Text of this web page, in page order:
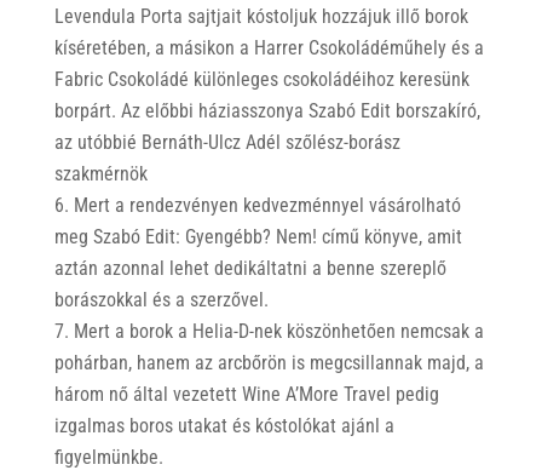
Levendula Porta sajtjait kóstoljuk hozzájuk illő borok
kíséretében, a másikon a Harrer Csokoládéműhely és a
Fabric Csokoládé különleges csokoládéihoz keresünk
borpárt. Az előbbi háziasszonya Szabó Edit borszakíró,
az utóbbié Bernáth-Ulcz Adél szőlész-borász
szakmérnök
Mert a rendezvényen kedvezménnyel vásárolható
meg Szabó Edit: Gyengébb? Nem! című könyve, amit
aztán azonnal lehet dedikáltatni a benne szereplő
borászokkal és a szerzővel.
Mert a borok a Helia-D-nek köszönhetően nemcsak a
pohárban, hanem az arcbőrön is megcsillannak majd, a
három nő által vezetett Wine A’More Travel pedig
izgalmas boros utakat és kóstolókat ajánl a
figyelmünkbe.